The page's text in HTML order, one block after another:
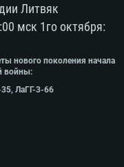
Литвяк
мск 1го октября:
нового поколения начала
войны:
ЛаГГ-3-66